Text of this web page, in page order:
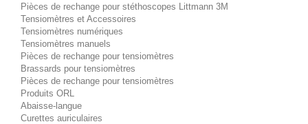
Pièces de rechange pour stéthoscopes Littmann 3M
Tensiomètres et Accessoires
Tensiomètres numériques
Tensiomètres manuels
Pièces de rechange pour tensiomètres
Brassards pour tensiomètres
Pièces de rechange pour tensiomètres
Produits ORL
Abaisse-langue
Curettes auriculaires